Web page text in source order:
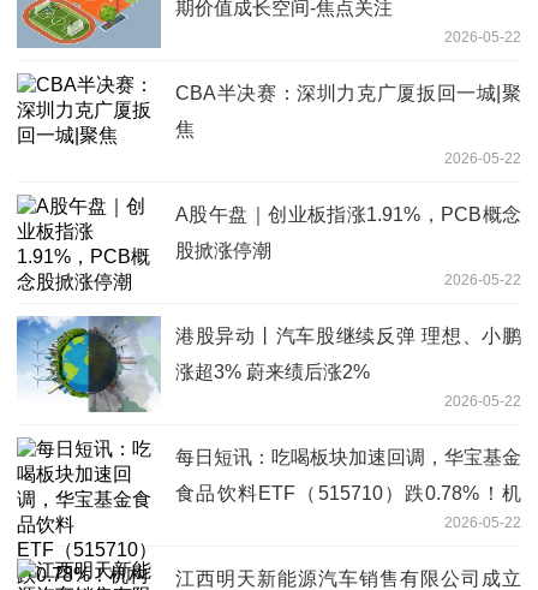
期价值成长空间-焦点关注
2026-05-22
CBA半决赛：深圳力克广厦扳回一城|聚
焦
2026-05-22
A股午盘｜创业板指涨1.91%，PCB概念
股掀涨停潮
2026-05-22
港股异动丨汽车股继续反弹 理想、小鹏
涨超3% 蔚来绩后涨2%
2026-05-22
每日短讯：吃喝板块加速回调，华宝基金
食品饮料ETF（515710）跌0.78%！机
构喊话：龙头公司低基数下或迎触底回升
2026-05-22
江西明天新能源汽车销售有限公司成立